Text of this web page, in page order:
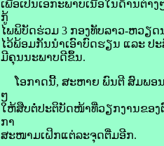
ເພື່ອເປັນເອກະພາບເນື້ອໃນດ້ານຕ່
ກູ້
ໄພພິບັດຮ່ວມ 3 ກອງທັບລາວ-ຫວຽດ
ໄວ້ພ້ອມກັນນຳເອົາບົດຮຽນ ແລະ ປ
ມີຄຸນນະພາບດີຂຶ້ນ.
ໂອກາດນີ້, ສະຫາຍ ພົນຕີ ສົມພອ
ໆ
ໃຫ້ສືບຕໍ່ປະຕິບັດໜ້າທີ່ວຽກງານຂອ
ກາ
ສະໜາມເຝິກແຕ່ລະຈຸດຕື່ມອີກ.